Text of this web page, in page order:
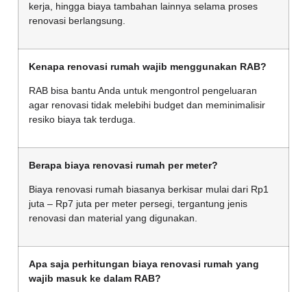
kerja, hingga biaya tambahan lainnya selama proses
renovasi berlangsung.
Kenapa renovasi rumah wajib menggunakan RAB?
RAB bisa bantu Anda untuk mengontrol pengeluaran
agar renovasi tidak melebihi budget dan meminimalisir
resiko biaya tak terduga.
Berapa biaya renovasi rumah per meter?
Biaya renovasi rumah biasanya berkisar mulai dari Rp1
juta – Rp7 juta per meter persegi, tergantung jenis
renovasi dan material yang digunakan.
Apa saja perhitungan biaya renovasi rumah yang
wajib masuk ke dalam RAB?